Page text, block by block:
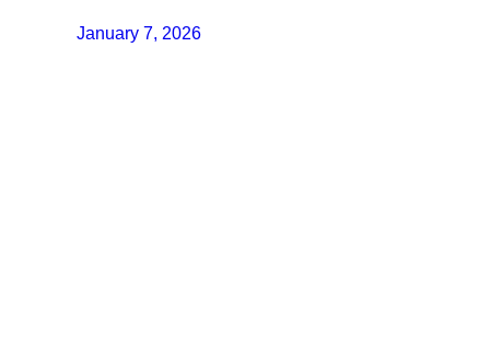
January 7, 2026